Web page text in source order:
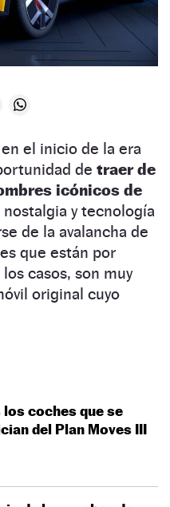
el inicio de la era
de traer de
icónicos de
y tecnología
de la avalancha de
que están por
casos, son muy
original cuyo
los coches que se
del Plan Moves III